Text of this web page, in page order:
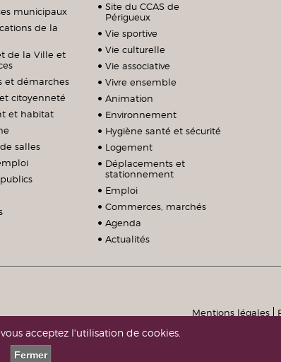
municipaux
de la
de la Ville et
et démarches
citoyenneté
et habitat
salles
Site du CCAS de
Périgueux
Vie sportive
Vie culturelle
Vie associative
Vivre ensemble
Animation
Environnement
Hygiène santé et sécurité
Logement
Déplacements et
stationnement
Emploi
Commerces, marchés
Agenda
Actualités
Mentions légales
acceptez l'utilisation de cookies.